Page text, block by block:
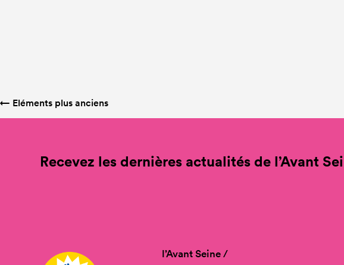
← Eléments plus anciens
Recevez les dernières actualités de l’Avant
l’Avant Seine /